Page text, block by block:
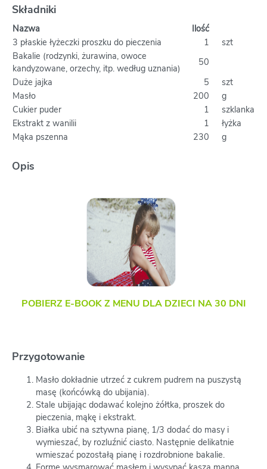
Składniki
Nazwa
Ilość
3 płaskie łyżeczki proszku do pieczenia
1
szt
Bakalie (rodzynki, żurawina, owoce
kandyzowane, orzechy, itp. według uznania)
50
Duże jajka
5
szt
Masło
200
g
Cukier puder
1
szklanka
Ekstrakt z wanilii
1
łyżka
Mąka pszenna
230 g
Opis
POBIERZ E-BOOK Z MENU DLA DZIECI NA 30 DNI
Przygotowanie
Masło dokładnie utrzeć z cukrem pudrem na puszystą
masę (końcówką do ubijania).
Stale ubijając dodawać kolejno żółtka, proszek do
pieczenia, mąkę i ekstrakt.
Białka ubić na sztywna pianę, 1/3 dodać do masy i
wymieszać, by rozluźnić ciasto. Następnie delikatnie
wmieszać pozostałą pianę i rozdrobnione bakalie.